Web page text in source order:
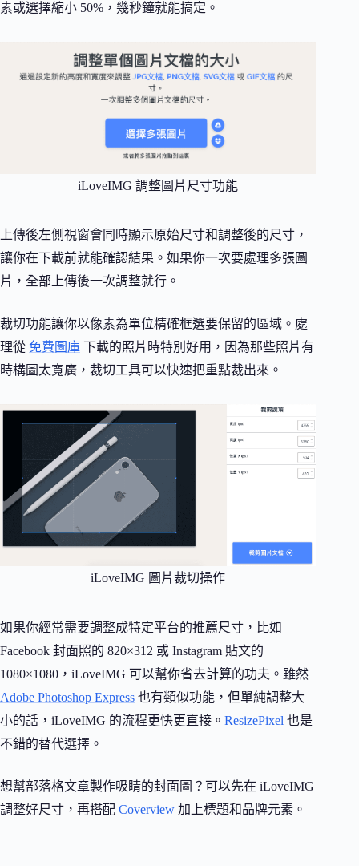
素或選擇縮小 50%，幾秒鐘就能搞定。
iLoveIMG 調整圖片尺寸功能
上傳後左側視窗會同時顯示原始尺寸和調整後的尺寸，
讓你在下載前就能確認結果。如果你一次要處理多張圖
片，全部上傳後一次調整就行。
裁切功能讓你以像素為單位精確框選要保留的區域。處
理從 免費圖庫 下載的照片時特別好用，因為那些照片有
時構圖太寬廣，裁切工具可以快速把重點裁出來。
iLoveIMG 圖片裁切操作
如果你經常需要調整成特定平台的推薦尺寸，比如
Facebook 封面照的 820×312 或 Instagram 貼文的
1080×1080，iLoveIMG 可以幫你省去計算的功夫。雖然
Adobe Photoshop Express 也有類似功能，但單純調整大
小的話，iLoveIMG 的流程更快更直接。 ResizePixel 也是
不錯的替代選擇。
想幫部落格文章製作吸睛的封面圖？可以先在 iLoveIMG
調整好尺寸，再搭配 Coverview 加上標題和品牌元素。